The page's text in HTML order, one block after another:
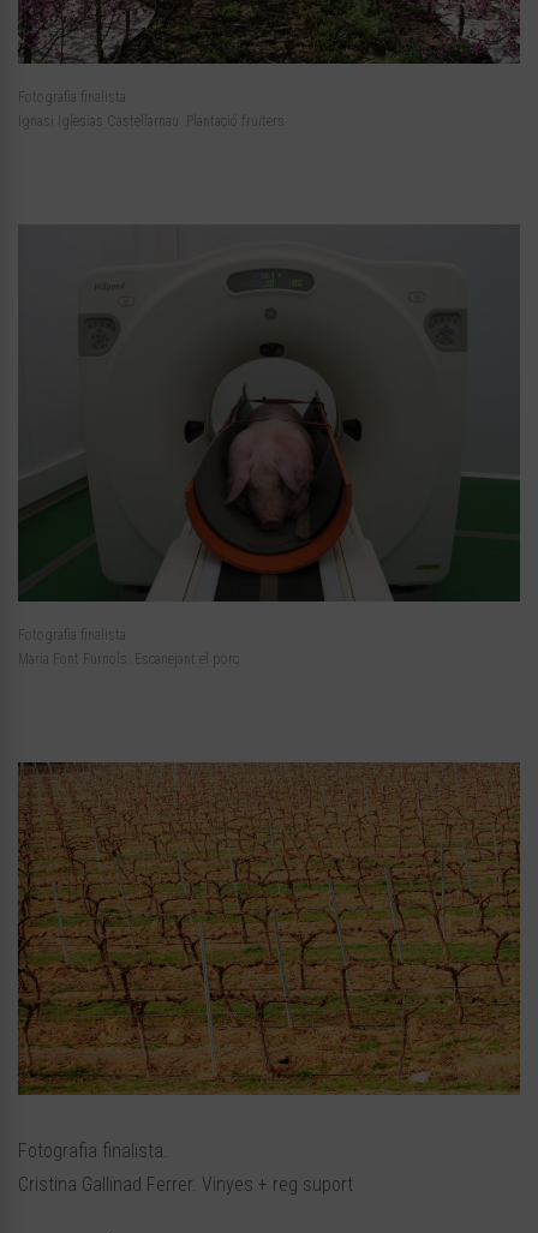
Fotografia finalista.
Ignasi Iglesias Castellarnau. Plantació fruiters
Fotografia finalista.
Maria Font Furnols. Escanejant el porc
Fotografia finalista.
Cristina Gallinad Ferrer. Vinyes + reg suport